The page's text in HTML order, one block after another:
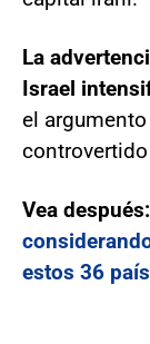
La
Israel
el
Vea después:
estos 36